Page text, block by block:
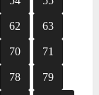
62 63
70 71
78 79